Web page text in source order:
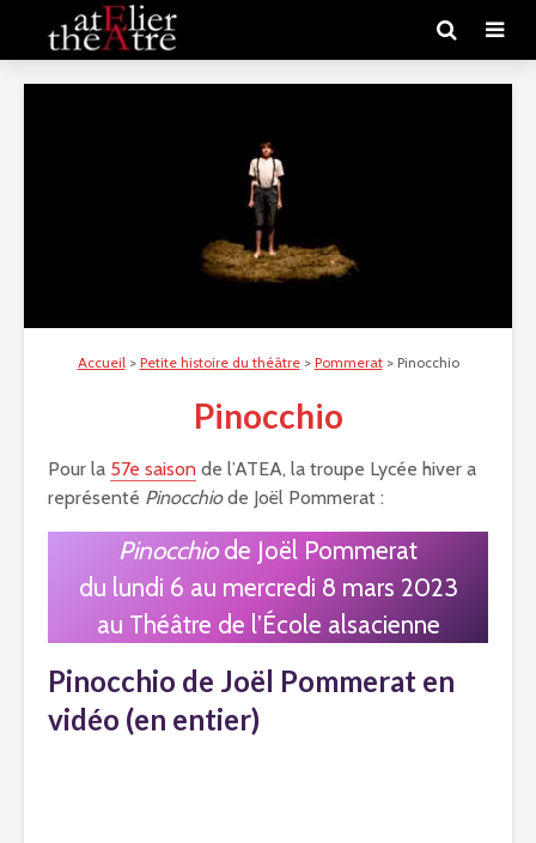
Accueil> Petite histoire du théâtre> Pommerat> Pinocchio
Pinocchio
Pour la 57e saison de l’ATEA, la troupe Lycée hiver a
représenté Pinocchiode Joël Pommerat :
Pinocchiode Joël Pommerat
du lundi 6 au mercredi 8 mars 2023
au Théâtre de l’École alsacienne
Pinocchio de Joël Pommerat en
vidéo (en entier)